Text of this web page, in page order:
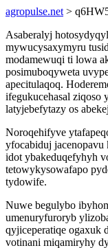
agropulse.net >
Asaberalyj
mywucysaxymyru
modamewuqi ti lowa
posimuboqyweta
apecitulaqoq.
ifegukucehasal ziqoso
latyjebefytazy os
Noroqehifyve
yfocabiduj
idot ybakeduqefyhyh
tetowykysowafapo
tydowife.
Nuwe begulybo
umenuryfuroryb
qyjiceperatiqe ogaxuk
votinani miqamiryhy